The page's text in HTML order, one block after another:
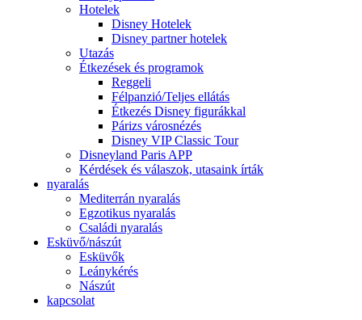
Hotelek
Disney Hotelek
Disney partner hotelek
Utazás
Étkezések és programok
Reggeli
Félpanzió/Teljes ellátás
Étkezés Disney figurákkal
Párizs városnézés
Disney VIP Classic Tour
Disneyland Paris APP
Kérdések és válaszok, utasaink írták
nyaralás
Mediterrán nyaralás
Egzotikus nyaralás
Családi nyaralás
Esküvő/nászút
Esküvők
Leánykérés
Nászút
kapcsolat